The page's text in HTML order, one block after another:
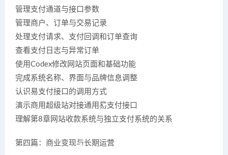
管理支付通道与接口参数
管理商户、订单与交易记录
处理支付请求、支付回调和订单查询
查看支付日志与异常订单
使用Codex修改网站页面和基础功能
完成系统名称、界面与品牌信息调整
认识易支付接口的调用方式
演示商用超级站对接通用易支付接口
理解第8章网站收款系统与独立支付系统的关系
第四篇：商业变现与长期运营